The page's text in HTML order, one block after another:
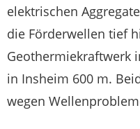
elektrischen
die Förderwellen tief
Geothermiekraftwerk
in Insheim 600 m.
wegen